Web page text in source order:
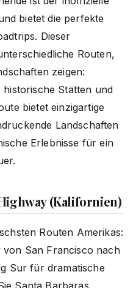
bietet die perfekte
Dieser
Routen,
zeigen:
Stätten und
bietet einzigartige
Landschaften
Erlebnisse für ein
(Kalifornien)
Routen Amerikas:
von San Francisco nach
Sur für dramatische
Santa Barbaras